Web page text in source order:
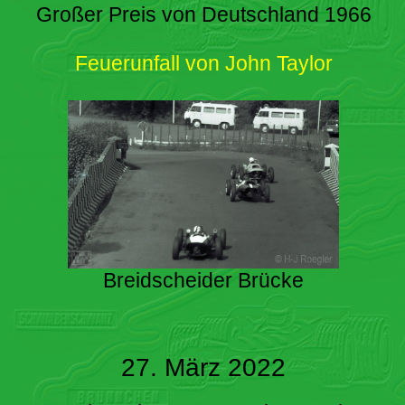
Großer Preis von Deutschland 1966
Feuerunfall von John Taylor
Breidscheider Brücke
27. März 2022